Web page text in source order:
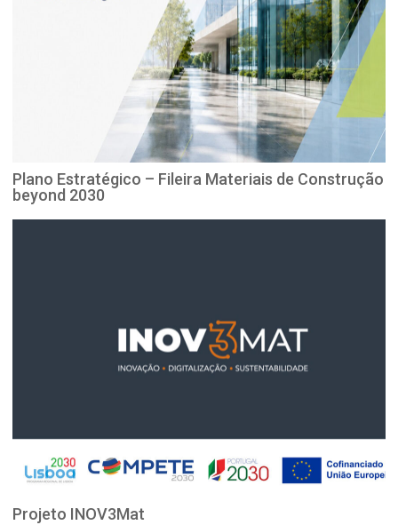
Plano Estratégico – Fileira Materiais de Construção
beyond 2030
Projeto INOV3Mat